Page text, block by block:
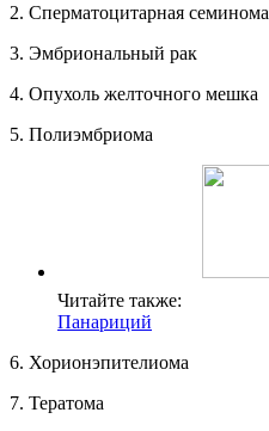
2. Сперматоцитарная семинома
3. Эмбриональный рак
4. Опухоль желточного мешка
5. Полиэмбриома
Читайте также:
Панариций
6. Хорионэпителиома
7. Тератома